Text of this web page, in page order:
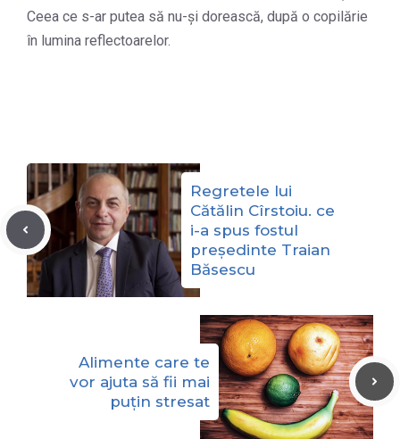
Ceea ce s-ar putea să nu-și dorească, după o copilărie
în lumina reflectoarelor.
Regretele lui
Cătălin Cîrstoiu. ce
i-a spus fostul
președinte Traian
Băsescu
Alimente care te
vor ajuta să fii mai
puțin stresat